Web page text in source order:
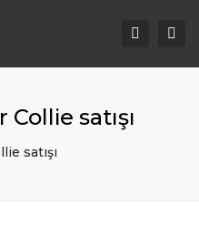
Search
satışı
satışı